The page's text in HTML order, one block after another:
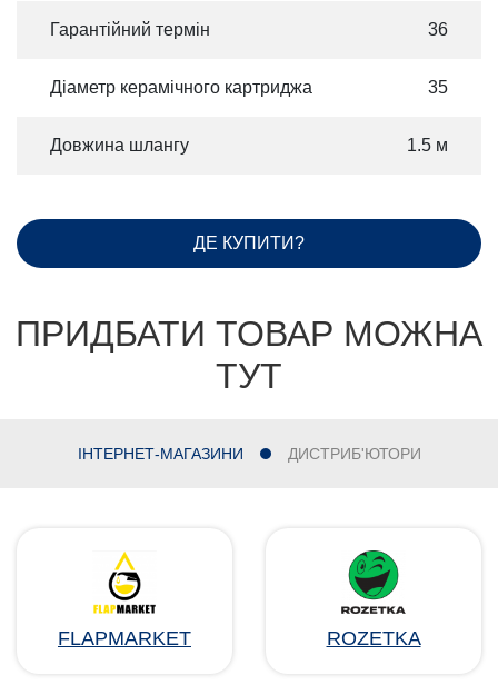
Гарантійний термін 36
Діаметр керамічного картриджа 35
Довжина шлангу 1.5 м
ДЕ КУПИТИ?
ПРИДБАТИ ТОВАР МОЖНА
ТУТ
ІНТЕРНЕТ-МАГАЗИНИ ДИСТРИБ'ЮТОРИ
FLAPMARKET ROZETKA